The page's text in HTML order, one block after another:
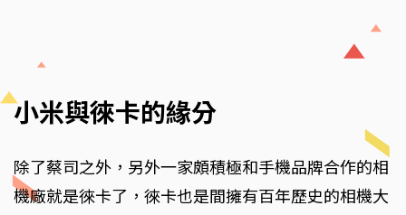
小米與徠卡的緣分
除了蔡司之外，另外一家頗積極和手機品牌合作的相
機廠就是徠卡了，徠卡也是間擁有百年歷史的相機大